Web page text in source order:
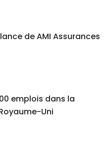
de AMI Assurances
emplois dans la
Uni